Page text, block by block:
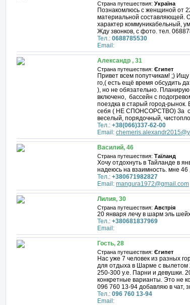
Страна путешествия: Україна
Познакомлюсь с женщиной от
материальной составляющей.
характер коммуникабельный,
Жду звонков, с фото. тел.
Тел.: 0688785530
Email:
Александр , 31
Страна путешествия: Єгипет
Привет всем попутчикам! ;)
го,( есть ещё время обсудить
), но не обязательно.
включено, бассейн с
поездка в старый город-
себя ( НЕ СПОНСОРСТВО) За
веселый, порядочный,
Тел.: +38(066)337-62-00
Email:
Василий, 46
Страна путешествия: Таїланд
Хочу отдохнуть в Тайланде в
надеюсь на взаимность. мне 46
Тел.: +380671982827
Email: mangura1972@gmail.com
Лилия, 30
Страна путешествия: Австрія
20 января лечу в шарм эль
Тел.: +380681837969
Email:
Гость, 28
Страна путешествия: Єгипет
Нас уже 7 человек из разных
для отдыха в Шарме с вылетом
250-300 у.е. Парни и девушки.
конкретные варианты. Это не
096 760 13-94 добавляю в чат,
Тел.: 096 760 13-94
Email: